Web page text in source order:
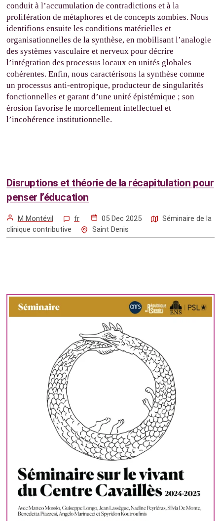
conduit à l’accumulation de contradictions et à la
prolifération de métaphores et de concepts zombies. Nous
identifions ensuite les conditions matérielles et
organisationnelles de la synthèse, en mobilisant l’analogie
des systèmes vasculaire et nerveux pour décrire
l’intégration des processus locaux en unités globales
cohérentes. Enfin, nous caractérisons la synthèse comme
un processus anti-entropique, producteur de singularités
fonctionnelles et garant d’une unité épistémique ; son
érosion favorise le morcellement intellectuel et
l’incohérence institutionnelle.
Disruptions et théorie de la récapitulation pour
penser l’éducation
M Montévil fr 05 Dec 2025
Séminaire de la
clinique contributive
Saint Denis